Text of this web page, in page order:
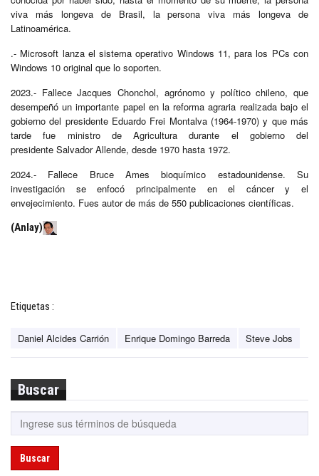
viva más longeva de Brasil, la persona viva más longeva de
Latinoamérica.
.- Microsoft lanza el sistema operativo Windows 11, para los PCs con
Windows 10 original que lo soporten.
2023.- Fallece Jacques Chonchol, agrónomo y político chileno, que
desempeñó un importante papel en la reforma agraria realizada bajo el
gobierno del presidente Eduardo Frei Montalva (1964-1970) y que más
tarde fue ministro de Agricultura durante el gobierno del
presidente Salvador Allende, desde 1970 hasta 1972.
2024.- Fallece Bruce Ames bioquímico estadounidense. Su
investigación se enfocó principalmente en el cáncer y el
envejecimiento. Fues autor de más de 550 publicaciones científicas.
(Anlay)
Etiquetas :
Daniel Alcides Carrión Enrique Domingo Barreda Steve Jobs
Buscar
Buscar